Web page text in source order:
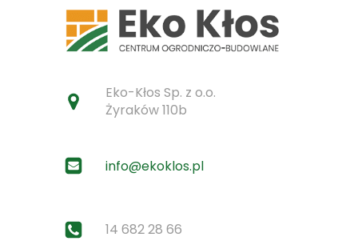
Eko-Kłos Sp. z o.o.
Żyraków 110b
info@ekoklos.pl
14 682 28 66